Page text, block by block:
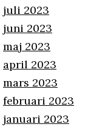
juli 2023
juni 2023
maj 2023
april 2023
mars 2023
februari 2023
januari 2023